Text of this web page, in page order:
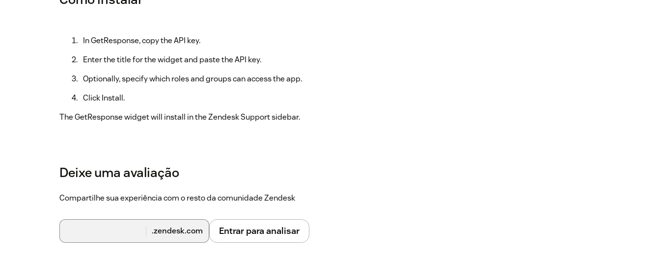
In GetResponse, copy the API key.
Enter the title for the widget and paste the API key.
Optionally, specify which roles and groups can access the app.
Click Install.
The GetResponse widget will install in the Zendesk Support sidebar.
Deixe uma avaliação
Compartilhe sua experiência com o resto da comunidade Zendesk
.zendesk.com Entrar para analisar